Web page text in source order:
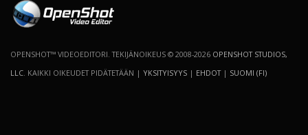
OPENSHOT™ VIDEOEDITORI. TEKIJÄNOIKEUS © 2008-2026 OPENSHOT STUDIOS,
LLC . KAIKKI OIKEUDET PIDÄTETÄÄN | YKSITYISYYS | EHDOT| SUOMI (FI)